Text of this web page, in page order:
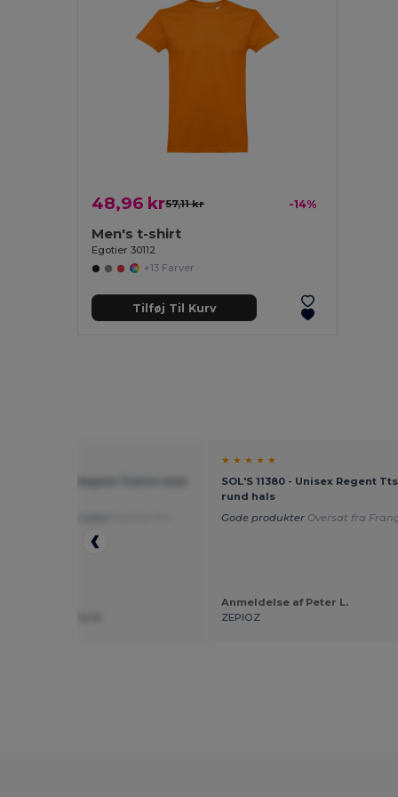
48,96 kr57,11 kr -14%
Men's t-shirt
Egotier 30112
+13 Farver
Tilføj Til Kurv
★ ★ ★ ★ ★
SOL'S 11380 - Unisex Regent
rund hals
Gode produkter Oversat fra
Anmeldelse af Peter L.
ZEPIOZ